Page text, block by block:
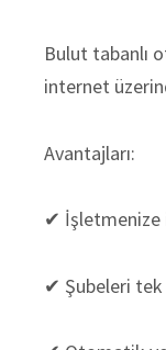
Bulut tabanlı
internet
Avantajları:
✔ İşletmenize
✔ Şubeleri